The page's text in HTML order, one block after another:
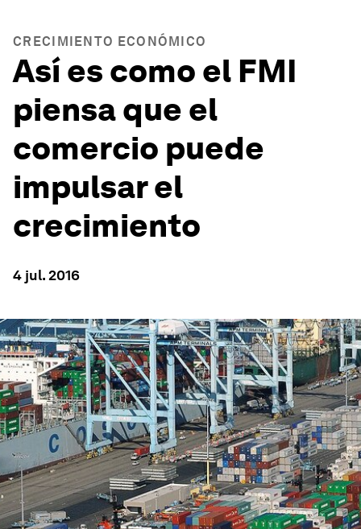
CRECIMIENTO ECONÓMICO
Así es como el FMI
piensa que el
comercio puede
impulsar el
crecimiento
4 jul. 2016